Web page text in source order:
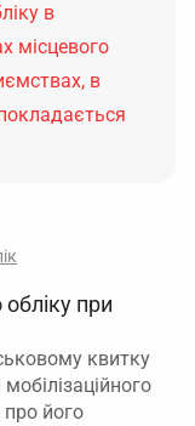
в
місцевого
в
при
квитку
про його